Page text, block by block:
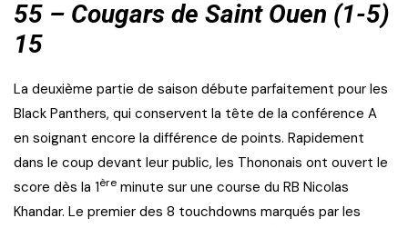
55 – Cougars de Saint Ouen (1-5)
15
La deuxième partie de saison débute parfaitement pour les
Black Panthers, qui conservent la tête de la conférence A
en soignant encore la différence de points. Rapidement
dans le coup devant leur public, les Thononais ont ouvert le
score dès la 1ère minute sur une course du RB Nicolas
Khandar. Le premier des 8 touchdowns marqués par les